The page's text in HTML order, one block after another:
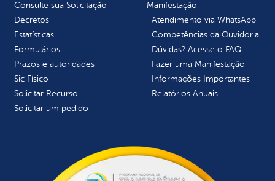
Consulte sua Solicitação
Decretos
Estatísticas
Formulários
Prazos e autoridades
Sic Físico
Solicitar Recurso
Solicitar um pedido
Manifestação
Atendimento via WhatsApp
Competências da Ouvidoria
Dúvidas? Acesse o FAQ
Fazer uma Manifestação
Informações Importantes
Relatórios Anuais